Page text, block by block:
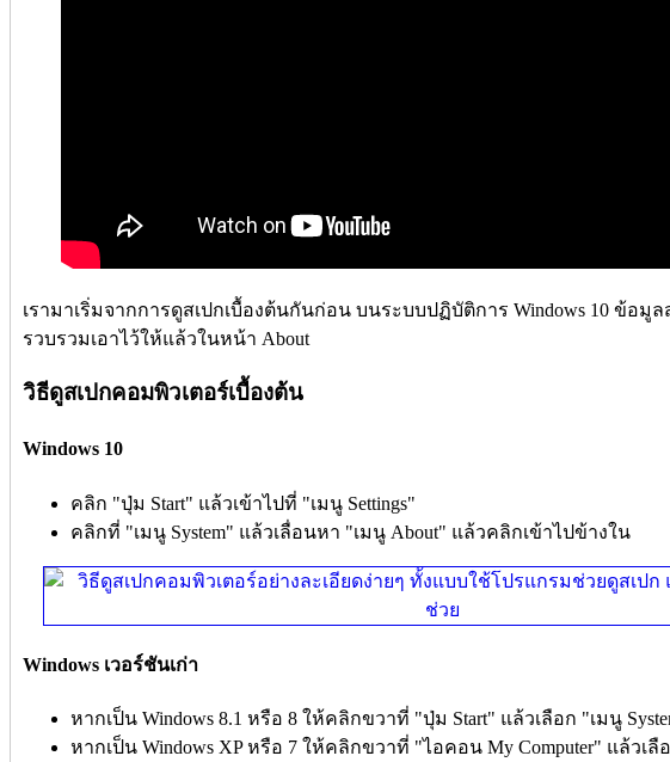
เรามาเริ่มจากการดูสเปกเบื้องต้นกันก่อน บนระบบปฏิบัติการ Windows 10 ข้อมูล
รวบรวมเอาไว้ให้แล้วในหน้า About
วิธีดูสเปกคอมพิวเตอร์เบื้องต้น
Windows 10
คลิก "ปุ่ม Start" แล้วเข้าไปที่ "เมนู Settings"
คลิกที่ "เมนู System" แล้วเลื่อนหา "เมนู About" แล้วคลิกเข้าไปข้างใน
Windows เวอร์ชันเก่า
หากเป็น Windows 8.1 หรือ 8 ให้คลิกขวาที่ "ปุ่ม Start" แล้วเลือก "เมนู
หากเป็น Windows XP หรือ 7 ให้คลิกขวาที่ "ไอคอน My Computer" แล้วเลือ